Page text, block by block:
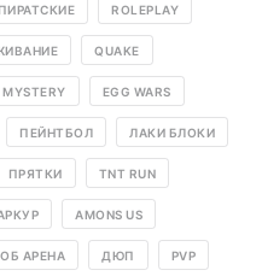
ПИРАТСКИЕ ROLEPLAY
QUAKE
MYSTERY EGG WARS
ПЕЙНТБОЛ ЛАКИ БЛОКИ
ПРЯТКИ TNT RUN
AMONS US
АРЕНА ДЮП PVP